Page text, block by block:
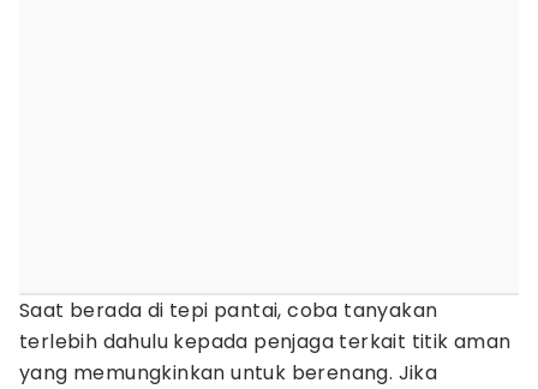
Saat berada di tepi pantai, coba tanyakan
terlebih dahulu kepada penjaga terkait titik aman
yang memungkinkan untuk berenang. Jika